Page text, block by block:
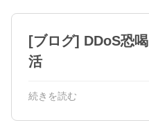
[ブログ] DDoS恐
活
続きを読む